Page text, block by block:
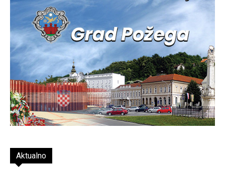
Aktualno